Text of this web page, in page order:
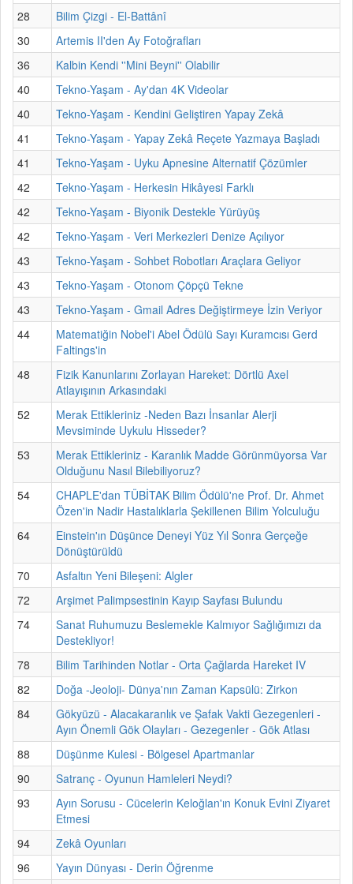
28
Bilim Çizgi - El-Battânî
30
Artemis II'den Ay Fotoğrafları
36
Kalbin Kendi ''Mini Beyni'' Olabilir
40
Tekno-Yaşam - Ay'dan 4K Videolar
40
Tekno-Yaşam - Kendini Geliştiren Yapay Zekâ
41
Tekno-Yaşam - Yapay Zekâ Reçete Yazmaya Başladı
41
Tekno-Yaşam - Uyku Apnesine Alternatif Çözümler
42
Tekno-Yaşam - Herkesin Hikâyesi Farklı
42
Tekno-Yaşam - Biyonik Destekle Yürüyüş
42
Tekno-Yaşam - Veri Merkezleri Denize Açılıyor
43
Tekno-Yaşam - Sohbet Robotları Araçlara Geliyor
43
Tekno-Yaşam - Otonom Çöpçü Tekne
43
Tekno-Yaşam - Gmail Adres Değiştirmeye İzin Veriyor
44
Matematiğin Nobel'i Abel Ödülü Sayı Kuramcısı Gerd
Faltings'in
48
Fizik Kanunlarını Zorlayan Hareket: Dörtlü Axel
Atlayışının Arkasındaki
52
Merak Ettikleriniz -Neden Bazı İnsanlar Alerji
Mevsiminde Uykulu Hisseder?
53
Merak Ettikleriniz - Karanlık Madde Görünmüyorsa Var
Olduğunu Nasıl Bilebiliyoruz?
54
CHAPLE'dan TÜBİTAK Bilim Ödülü'ne Prof. Dr. Ahmet
Özen'in Nadir Hastalıklarla Şekillenen Bilim Yolculuğu
64
Einstein'ın Düşünce Deneyi Yüz Yıl Sonra Gerçeğe
Dönüştürüldü
70
Asfaltın Yeni Bileşeni: Algler
72
Arşimet Palimpsestinin Kayıp Sayfası Bulundu
74
Sanat Ruhumuzu Beslemekle Kalmıyor Sağlığımızı da
Destekliyor!
78
Bilim Tarihinden Notlar - Orta Çağlarda Hareket IV
82
Doğa -Jeoloji- Dünya'nın Zaman Kapsülü: Zirkon
84
Gökyüzü - Alacakaranlık ve Şafak Vakti Gezegenleri -
Ayın Önemli Gök Olayları - Gezegenler - Gök Atlası
88
Düşünme Kulesi - Bölgesel Apartmanlar
90
Satranç - Oyunun Hamleleri Neydi?
93
Ayın Sorusu - Cücelerin Keloğlan'ın Konuk Evini Ziyaret
Etmesi
94
Zekâ Oyunları
96
Yayın Dünyası - Derin Öğrenme